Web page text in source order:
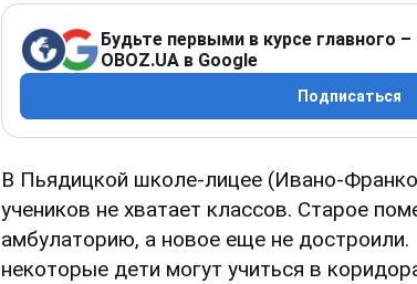
Будьте первыми в курсе главного
OBOZ.UA в Google
Подписаться
В Пьядицкой школе-лицее (Ивано-
учеников не хватает классов. Старое
амбулаторию, а новое еще не
некоторые дети могут учиться в